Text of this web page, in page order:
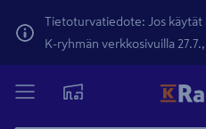
Tietoturvatiedote: Jos
K-ryhmän verkkosivuilla 27.7.,